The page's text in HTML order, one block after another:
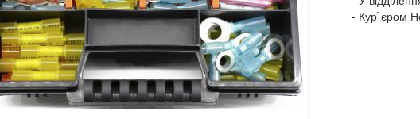
Кур`єром